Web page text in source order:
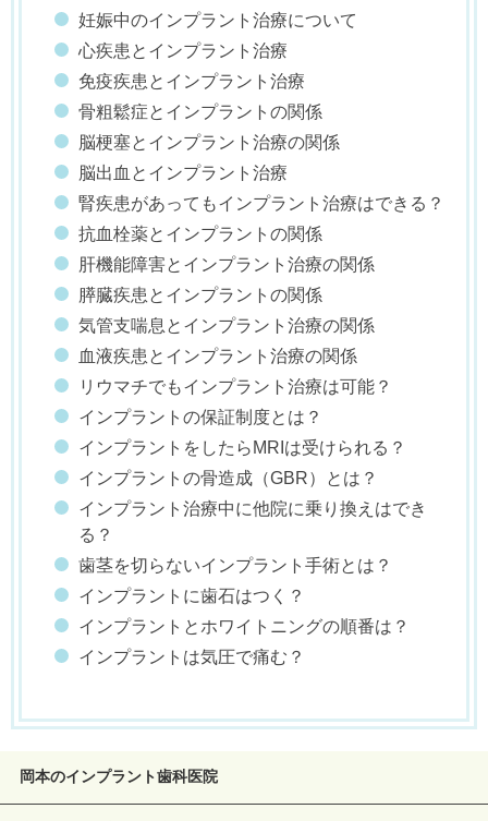
妊娠中のインプラント治療について
心疾患とインプラント治療
免疫疾患とインプラント治療
骨粗鬆症とインプラントの関係
脳梗塞とインプラント治療の関係
脳出血とインプラント治療
腎疾患があってもインプラント治療はできる？
抗血栓薬とインプラントの関係
肝機能障害とインプラント治療の関係
膵臓疾患とインプラントの関係
気管支喘息とインプラント治療の関係
血液疾患とインプラント治療の関係
リウマチでもインプラント治療は可能？
インプラントの保証制度とは？
インプラントをしたらMRIは受けられる？
インプラントの骨造成（GBR）とは？
インプラント治療中に他院に乗り換えはでき
る？
歯茎を切らないインプラント手術とは？
インプラントに歯石はつく？
インプラントとホワイトニングの順番は？
インプラントは気圧で痛む？
岡本のインプラント歯科医院